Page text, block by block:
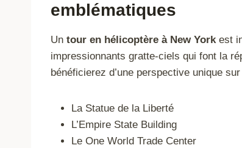
emblématiques
Un tour en hélicoptère à New Yorkest
impressionnants gratte-ciels qui font la
bénéficierez d’une perspective unique
La Statue de la Liberté
L’Empire State Building
Le One World Trade Center